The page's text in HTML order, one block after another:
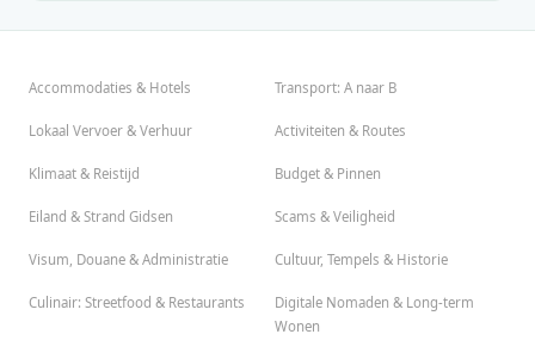
Accommodaties & Hotels Transport: A naar B
Lokaal Vervoer & Verhuur Activiteiten & Routes
Klimaat & Reistijd Budget & Pinnen
Eiland & Strand Gidsen Scams & Veiligheid
Visum, Douane & Administratie Cultuur, Tempels & Historie
Culinair: Streetfood & Restaurants
Digitale Nomaden & Long-term
Wonen